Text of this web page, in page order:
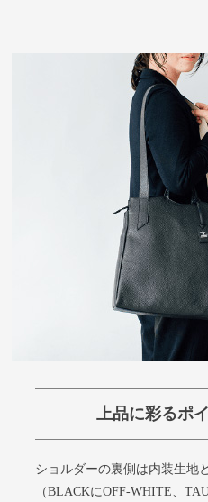
上品に彩るポ
ショルダーの裏側は内装生地
（BLACKにOFF-WHITE、